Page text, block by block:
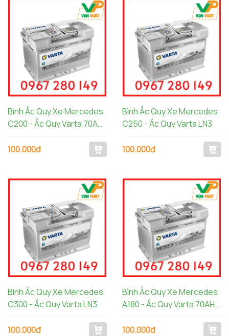
Bình Ắc Quy Xe Mercedes
C200 - Ắc Quy Varta 70AH
100.000đ
Bình Ắc Quy Xe Mercedes
C250 - Ắc Quy Varta LN3
100.000đ
Bình Ắc Quy Xe Mercedes
C300 - Ắc Quy Varta LN3
100.000đ
Bình Ắc Quy Xe Mercedes
A180 - Ắc Quy Varta 70AH
100.000đ